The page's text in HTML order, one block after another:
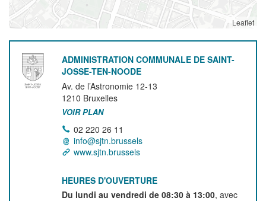
Leaflet
ADMINISTRATION COMMUNALE DE SAINT-
JOSSE-TEN-NOODE
Av. de l’Astronomie 12-13
1210 Bruxelles
VOIR PLAN
02 220 26 11
info@sjtn.brussels
www.sjtn.brussels
HEURES D'OUVERTURE
Du lundi au vendredi de 08:30 à 13:00, avec